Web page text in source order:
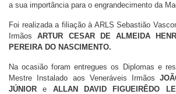
a sua importância para o engrandecimento da
Foi realizada a filiação à ARLS Sebastião
IrmãosARTUR CESAR DE ALMEIDA
PEREIRA DO NASCIMENTO.
Na ocasião foram entregues os Diplomas e
Mestre Instalado aos Veneráveis Irmãos
JÚNIOR e ALLAN DAVID FIGUEIRÊDO